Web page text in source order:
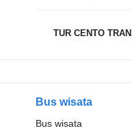
TUR CENTO
Bus wisata
Bus wisata